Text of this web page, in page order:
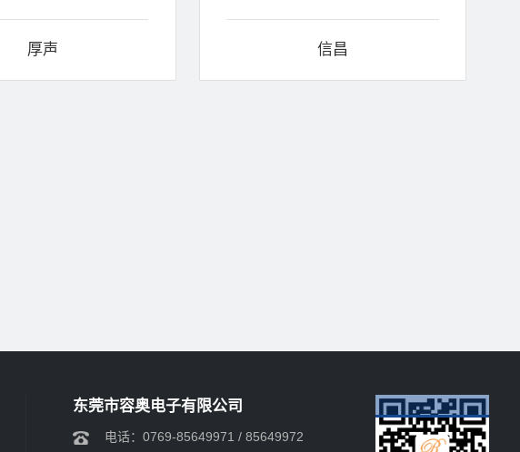
厚声 信昌
东莞市容奥电子有限公司
电话：0769-85649971 / 85649972